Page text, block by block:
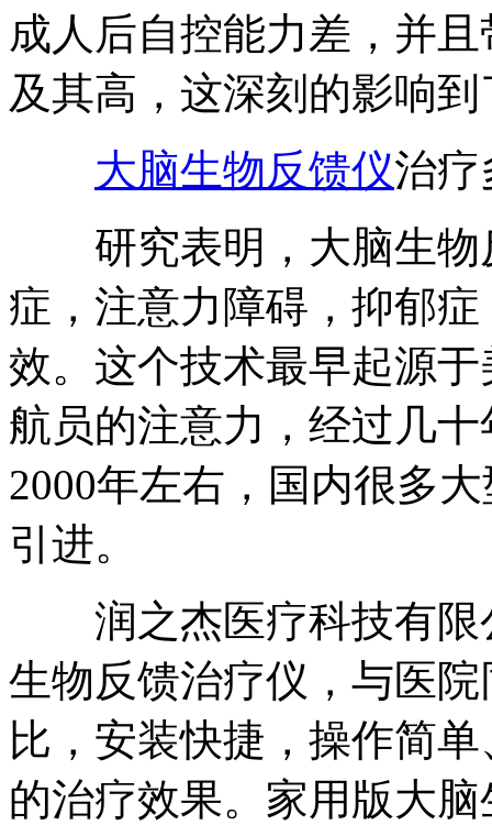
成人后自控能力差，并
及其高，这深刻的影响
大脑生物反馈仪治疗
研究表明，大脑生物
症，注意力障碍，抑郁
效。这个技术最早起源
航员的注意力，经过几
2000年左右，国内很多
引进。
润之杰医疗科技有限
生物反馈治疗仪，与医
比，安装快捷，操作简
的治疗效果。家用版大